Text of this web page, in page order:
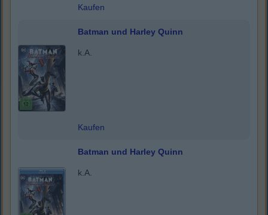
Kaufen
Batman und Harley Quinn
k.A.
Kaufen
Batman und Harley Quinn
k.A.